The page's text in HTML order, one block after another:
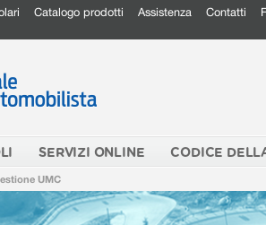
Catalogo prodotti Assistenza Contatti
SERVIZI ONLINE CODICE
UMC